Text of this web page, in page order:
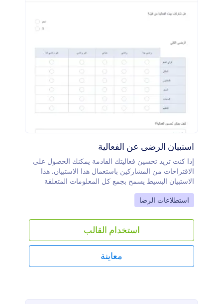
استبيان الرضى عن الفعالية
إذا كنت تريد تحسين فعاليتك القادمة يمكنك الحصول على
الاقتراحات من المشاركين باستعمال هذا الاستبيان. هذا
الاستبيان البسيط يسمح بجمع كل المعلومات المتعلقة
برضى الحاضرين بخدمات الفعالية
Go to Category:
استطلاعات الرضا
استخدام القالب
معاينة